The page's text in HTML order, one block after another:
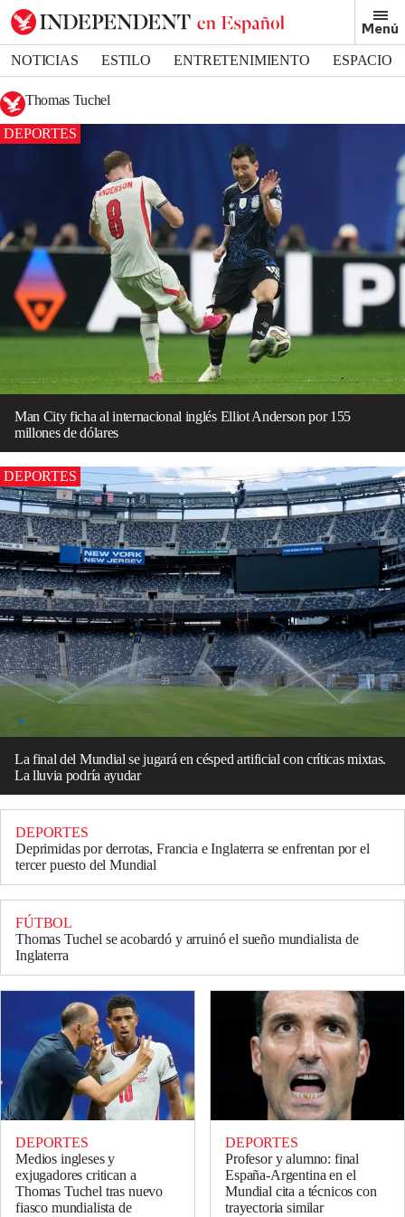
Menú
NOTICIAS ESTILO ENTRETENIMIENTO
ESPACIO
DEPORTES
Thomas Tuchel
DEPORTES
Man City ficha al internacional inglés Elliot Anderson por 155
millones de dólares
DEPORTES
La final del Mundial se jugará en césped artificial con críticas mixtas.
La lluvia podría ayudar
DEPORTES
Deprimidas por derrotas, Francia e Inglaterra se enfrentan por el
tercer puesto del Mundial
FÚTBOL
Thomas Tuchel se acobardó y arruinó el sueño mundialista de
Inglaterra
DEPORTES
Medios ingleses y
exjugadores critican a
Thomas Tuchel tras nuevo
fiasco mundialista de
DEPORTES
Profesor y alumno: final
España-Argentina en el
Mundial cita a técnicos con
trayectoria similar